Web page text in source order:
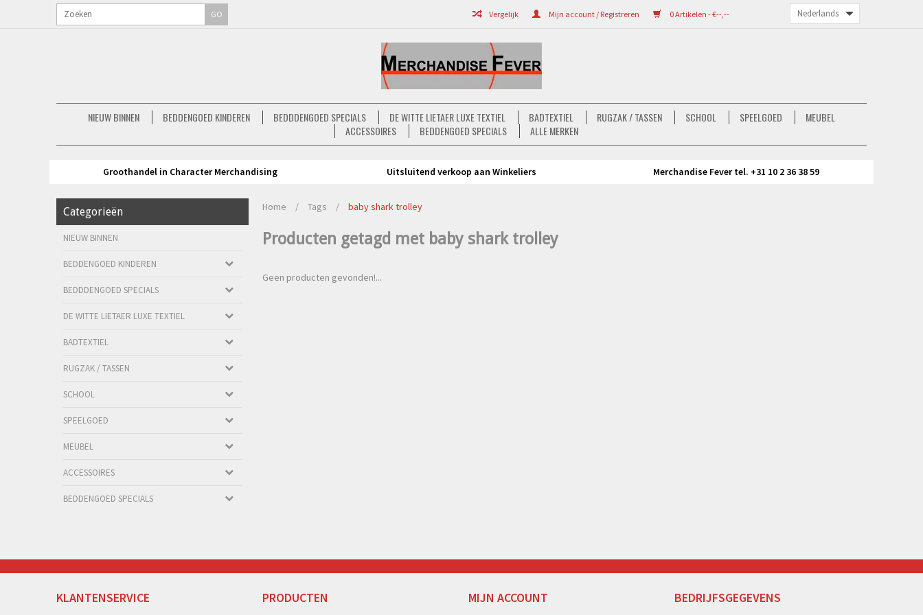
0 Artikelen - €--,--
Mijn account / Registreren
Vergelijk
GO
NIEUW BINNEN BEDDENGOED KINDEREN BEDDDENGOED SPECIALS DE WITTE LIETAER LUXE TEXTIEL BADTEXTIEL RUGZAK / TASSEN SCHOOL SPEELGOED
MEUBEL
ACCESSOIRES
BEDDENGOED SPECIALS ALLE MERKEN
Groothandel in Character Merchandising Uitsluitend verkoop aan Winkeliers Merchandise Fever tel. +31 10 2 36 38 59
Categorieën
NIEUW BINNEN
BEDDENGOED KINDEREN
BEDDDENGOED SPECIALS
DE WITTE LIETAER LUXE TEXTIEL
BADTEXTIEL
RUGZAK / TASSEN
SCHOOL
SPEELGOED
MEUBEL
ACCESSOIRES
BEDDENGOED SPECIALS
Home / Tags / baby shark trolley
Producten getagd met baby shark trolley
Geen producten gevonden!...
KLANTENSERVICE PRODUCTEN MIJN ACCOUNT BEDRIJFSGEGEVENS